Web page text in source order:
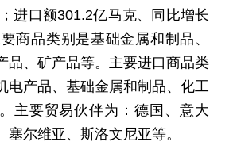
进口额301.2亿马克、同比增长
商品类别是基础金属和制品、
品、矿产品等。主要进口商品类
电产品、基础金属和制品、化工
主要贸易伙伴为：德国、意大
塞尔维亚、斯洛文尼亚等。